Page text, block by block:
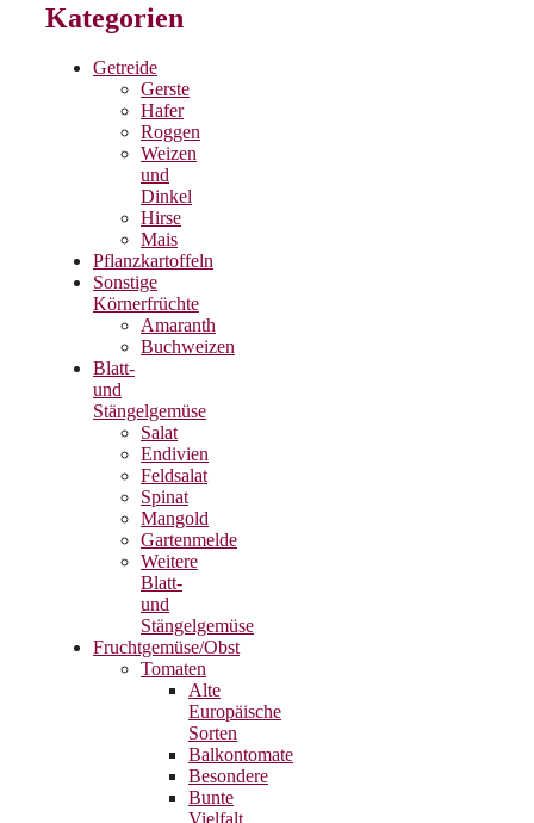
Kategorien
Getreide
Gerste
Hafer
Roggen
Weizen
und
Dinkel
Hirse
Mais
Pflanzkartoffeln
Sonstige
Körnerfrüchte
Amaranth
Buchweizen
Blatt-
und
Stängelgemüse
Salat
Endivien
Feldsalat
Spinat
Mangold
Gartenmelde
Weitere
Blatt-
und
Stängelgemüse
Fruchtgemüse/Obst
Tomaten
Alte
Europäische
Sorten
Balkontomate
Besondere
Bunte